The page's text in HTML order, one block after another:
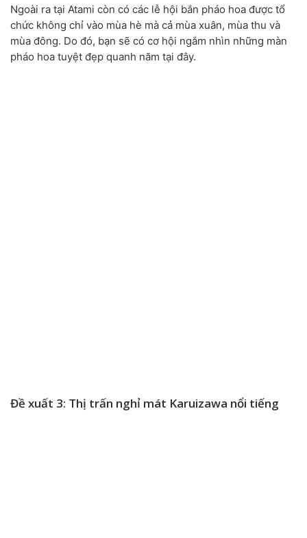
Ngoài ra tại Atami còn có các lễ hội bắn pháo hoa được tổ
chức không chỉ vào mùa hè mà cả mùa xuân, mùa thu và
mùa đông. Do đó, bạn sẽ có cơ hội ngắm nhìn những màn
pháo hoa tuyệt đẹp quanh năm tại đây.
Đề xuất 3: Thị trấn nghỉ mát Karuizawa nổi tiếng